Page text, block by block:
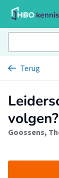
Terug
volgen?
Goossens,